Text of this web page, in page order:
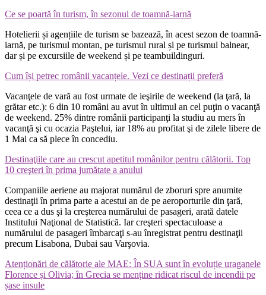
Ce se poartă în turism, în sezonul de toamnă-iarnă
Hotelierii și agențiile de turism se bazează, în acest sezon de toamnă-
iarnă, pe turismul montan, pe turismul rural și pe turismul balnear,
dar și pe excursiile de weekend și pe teambuildinguri.
Cum își petrec românii vacanțele. Vezi ce destinații preferă
Vacanţele de vară au fost urmate de ieşirile de weekend (la ţară, la
grătar etc.): 6 din 10 români au avut în ultimul an cel puţin o vacanţă
de weekend. 25% dintre românii participanţi la studiu au mers în
vacanţă şi cu ocazia Paştelui, iar 18% au profitat şi de zilele libere de
1 Mai ca să plece în concediu.
Destinaţiile care au crescut apetitul românilor pentru călătorii. Top
10 creşteri în prima jumătate a anului
Companiile aeriene au majorat numărul de zboruri spre anumite
destinaţii în prima parte a acestui an de pe aeroporturile din ţară,
ceea ce a dus şi la creşterea numărului de pasageri, arată datele
Institului Naţional de Statistică. Iar creşteri spectaculoase a
numărului de pasageri îmbarcaţi s-au înregistrat pentru destinaţii
precum Lisabona, Dubai sau Varşovia.
Atenționări de călătorie ale MAE: În SUA sunt în evoluție uraganele
Florence și Olivia; în Grecia se menține ridicat riscul de incendii pe
șase insule